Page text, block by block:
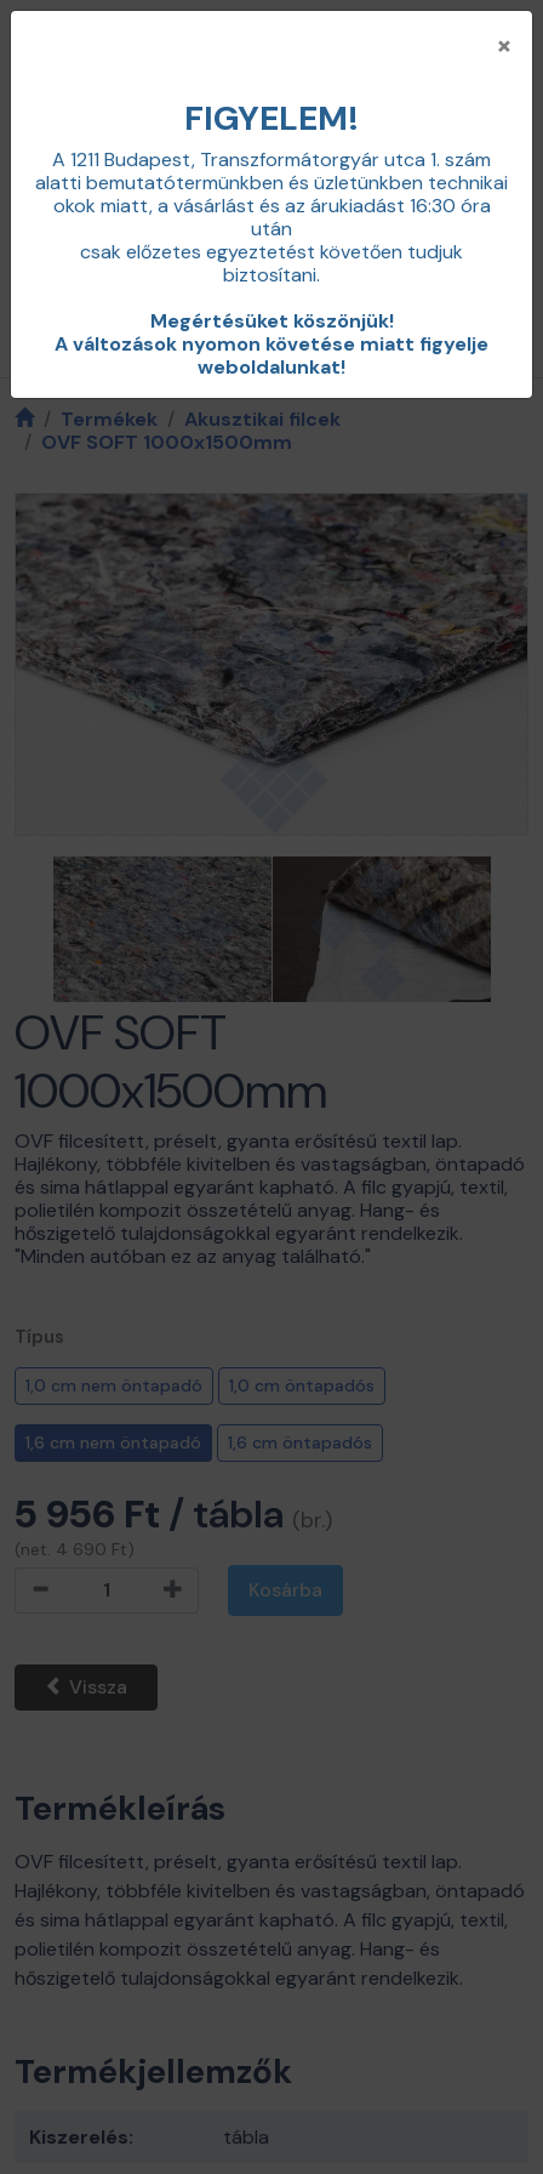
+36 20 598 0100
info@zajcsillapitas.net
Belépés
Termékkategóriák / menü
Termékek
Akusztikai filcek
OVF SOFT 1000x1500mm
OVF SOFT
1000x1500mm
OVF filcesített, préselt, gyanta erősítésű textil lap.
Hajlékony, többféle kivitelben és vastagságban, öntapadó
és sima hátlappal egyaránt kapható. A filc gyapjú, textil,
polietilén kompozit összetételű anyag. Hang- és
hőszigetelő tulajdonságokkal egyaránt rendelkezik.
"Minden autóban ez az anyag található."
Típus
1,0 cm nem öntapadó 1,0 cm öntapadós
1,6 cm nem öntapadó 1,6 cm öntapadós
5 956 Ft / tábla (br.)
(net. 4 690 Ft)
Kosárba
Vissza
Termékleírás
OVF filcesített, préselt, gyanta erősítésű textil lap.
Hajlékony, többféle kivitelben és vastagságban, öntapadó
és sima hátlappal egyaránt kapható. A filc gyapjú, textil,
polietilén kompozit összetételű anyag. Hang- és
hőszigetelő tulajdonságokkal egyaránt rendelkezik.
Termékjellemzők
Kiszerelés: tábla
×
FIGYELEM!
A 1211 Budapest, Transzformátorgyár utca 1. szám
alatti bemutatótermünkben és üzletünkben technikai
okok miatt,a vásárlást és az árukiadást 16:30 óra
után
csak előzetes egyeztetést követően tudjuk
biztosítani.
Megértésüket köszönjük!
A változások nyomon követése miatt figyelje
weboldalunkat!